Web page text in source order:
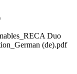
Duo
(de).pdf